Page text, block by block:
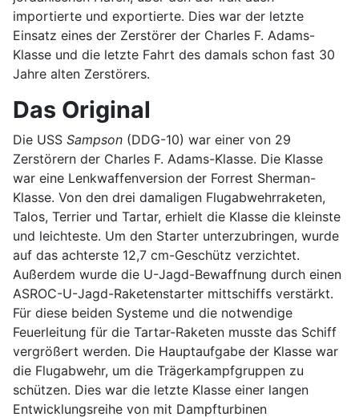
importierte und exportierte. Dies war der letzte
Einsatz eines der Zerstörer der Charles F. Adams-
Klasse und die letzte Fahrt des damals schon fast 30
Jahre alten Zerstörers.
Das Original
Die USS Sampson (DDG-10) war einer von 29
Zerstörern der Charles F. Adams-Klasse. Die Klasse
war eine Lenkwaffenversion der Forrest Sherman-
Klasse. Von den drei damaligen Flugabwehrraketen,
Talos, Terrier und Tartar, erhielt die Klasse die kleinste
und leichteste. Um den Starter unterzubringen, wurde
auf das achterste 12,7 cm-Geschütz verzichtet.
Außerdem wurde die U-Jagd-Bewaffnung durch einen
ASROC-U-Jagd-Raketenstarter mittschiffs verstärkt.
Für diese beiden Systeme und die notwendige
Feuerleitung für die Tartar-Raketen musste das Schiff
vergrößert werden. Die Hauptaufgabe der Klasse war
die Flugabwehr, um die Trägerkampfgruppen zu
schützen. Dies war die letzte Klasse einer langen
Entwicklungsreihe von mit Dampfturbinen